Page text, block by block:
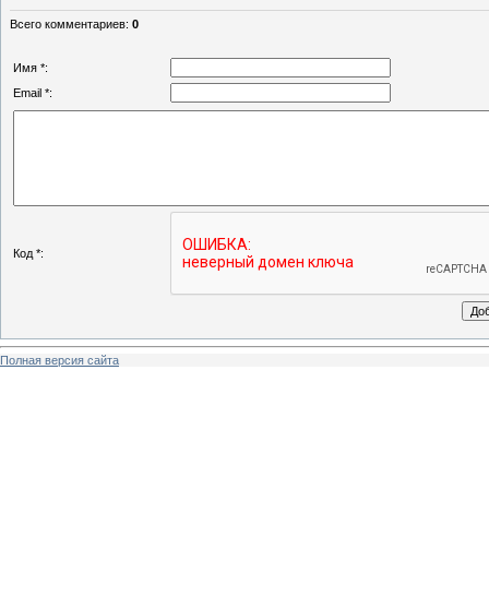
Всего комментариев: 0
Имя *:
Email *:
Код *:
Полная версия сайта